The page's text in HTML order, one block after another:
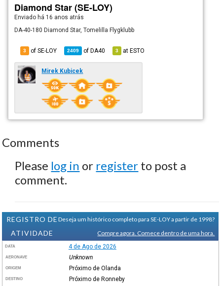
Diamond Star (SE-LOY)
Enviado há 16 anos atrás
DA-40-180 Diamond Star, Tomelilla Flygklubb
3 of SE-LOY 2409 ofDA40 3 atESTO
Mirek Kubicek
Comments
Please log in or register to post a
comment.
REGISTRO DE
ATIVIDADE
Deseja um histórico completo para SE-LOY a partir de 1998?
Compre agora. Comece dentro de uma hora.
DATA 4 de Ago de 2026
AERONAVE Unknown
ORIGEM Próximo de Olanda
DESTINO Próximo de Ronneby